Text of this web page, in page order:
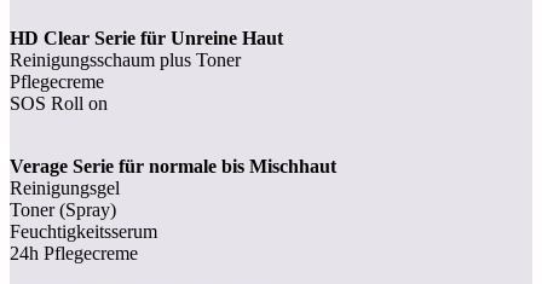
HD Clear Serie für Unreine Haut
Reinigungsschaum plus Toner
Pflegecreme
SOS Roll on
Verage Serie für normale bis Mischhaut
Reinigungsgel
Toner (Spray)
Feuchtigkeitsserum
24h Pflegecreme